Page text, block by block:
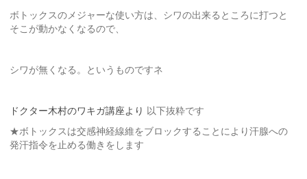
ボトックスのメジャーな使い方は、シワの出来るところに打つと
そこが動かなくなるので、
シワが無くなる。というものですネ
ドクター木村のワキガ講座より 以下抜粋です
★ボトックスは交感神経線維をブロックすることにより汗腺への
発汗指令を止める働きをします